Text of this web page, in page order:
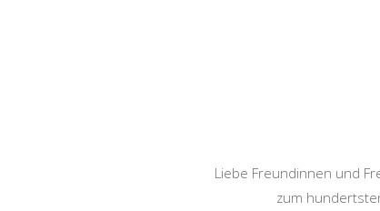
Liebe Freundinnen und
zum